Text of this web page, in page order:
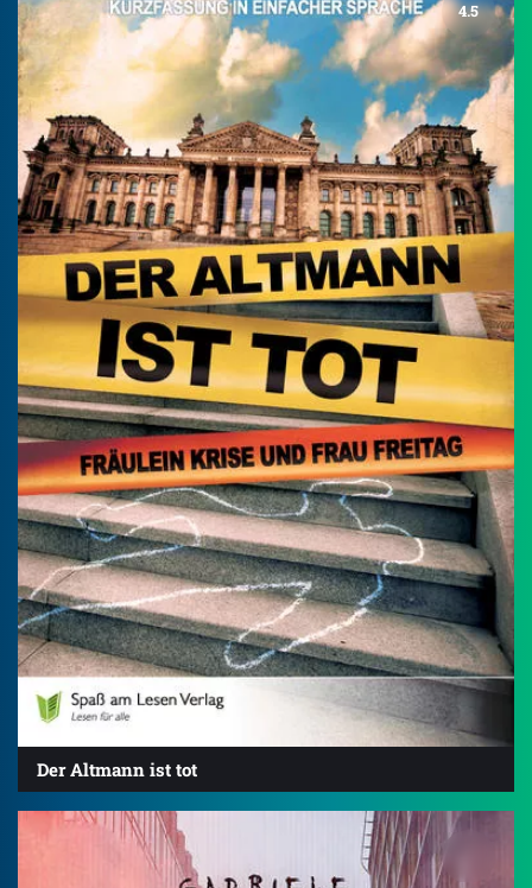
4.5
Der Altmann ist tot